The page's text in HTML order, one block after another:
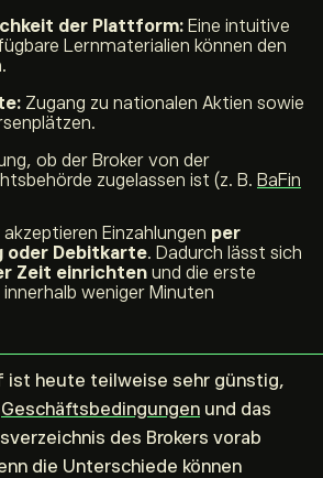
der Plattform: Eine intuitive
Lernmaterialien können den
Zugang zu nationalen Aktien sowie
ob der Broker von der
zugelassen ist (z. B. BaFin
Einzahlungen per
oder Debitkarte. Dadurch lässt sich
Zeit einrichten und die erste
weniger Minuten
ist heute teilweise sehr günstig,
Geschäftsbedingungen und das
des Brokers vorab
die Unterschiede können